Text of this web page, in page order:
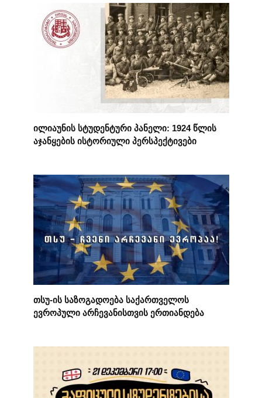
ილიაუნის სტუდენტური პანელი: 1924 წლის
აჯანყების ისტორიული პერსპექტივები
თსუ-ის საზოგადოება საქართველოს
ევროპული არჩევანისთვის ერთიანდება